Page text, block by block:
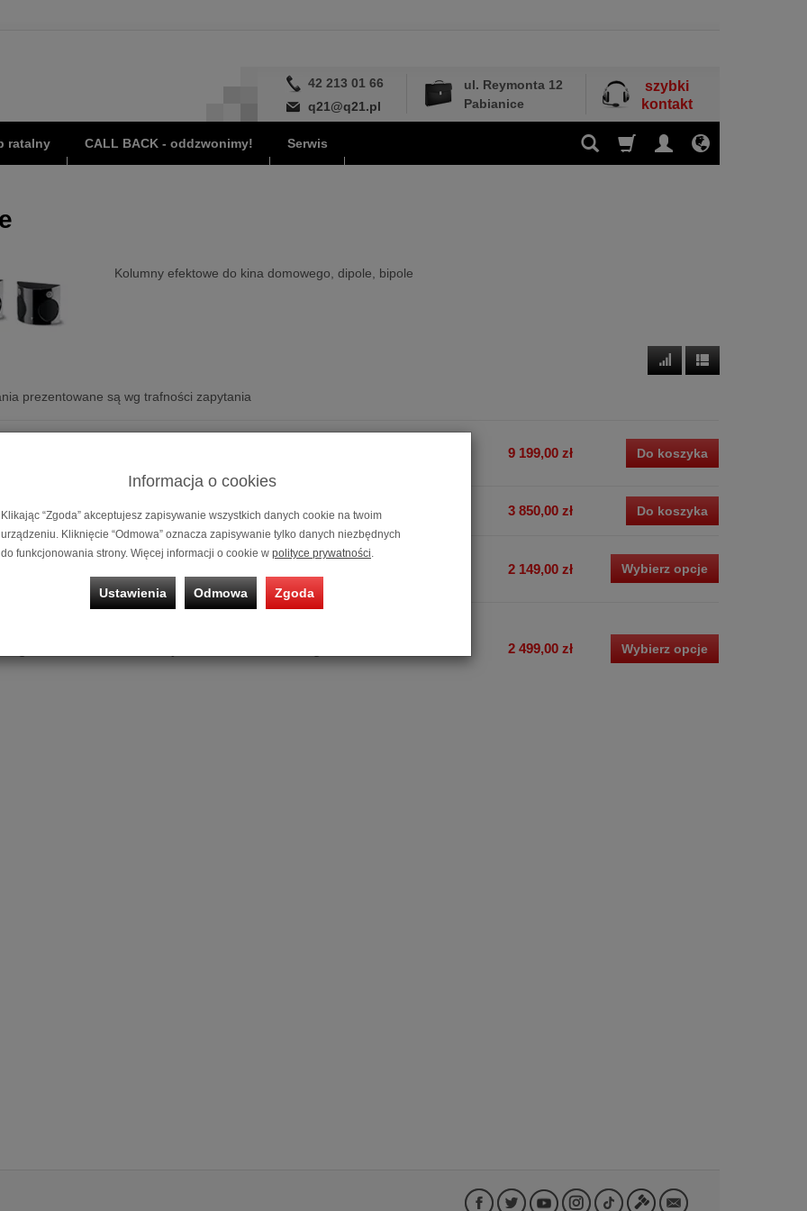
42 213 01 66
q21@q21.pl
ul. Reymonta 12
Pabianice
szybki
kontakt
ratalny CALL BACK - oddzwonimy! Serwis
Kolumny efektowe do kina domowego, dipole, bipole
prezentowane są wg trafności zapytania
9 199,00 zł Do koszyka
Logan Electromotion FX2 - kredyt 20x0% + dostawa gratis 3 850,00 zł Do koszyka
2 149,00 zł Wybierz opcje
2 499,00 zł Wybierz opcje
Informacja o cookies
Klikając “Zgoda” akceptujesz zapisywanie wszystkich danych cookie na twoim
urządzeniu. Kliknięcie “Odmowa” oznacza zapisywanie tylko danych niezbędnych
do funkcjonowania strony. Więcej informacji o cookie w polityce prywatności.
Ustawienia Odmowa Zgoda